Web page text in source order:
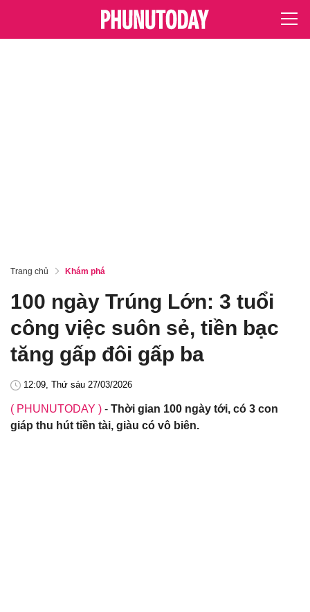
Trang chủ Khám phá
100 ngày Trúng Lớn: 3 tuổi
công việc suôn sẻ, tiền bạc
tăng gấp đôi gấp ba
12:09, Thứ sáu 27/03/2026
( PHUNUTODAY ) - Thời gian 100 ngày tới, có 3 con
giáp thu hút tiền tài, giàu có vô biên.